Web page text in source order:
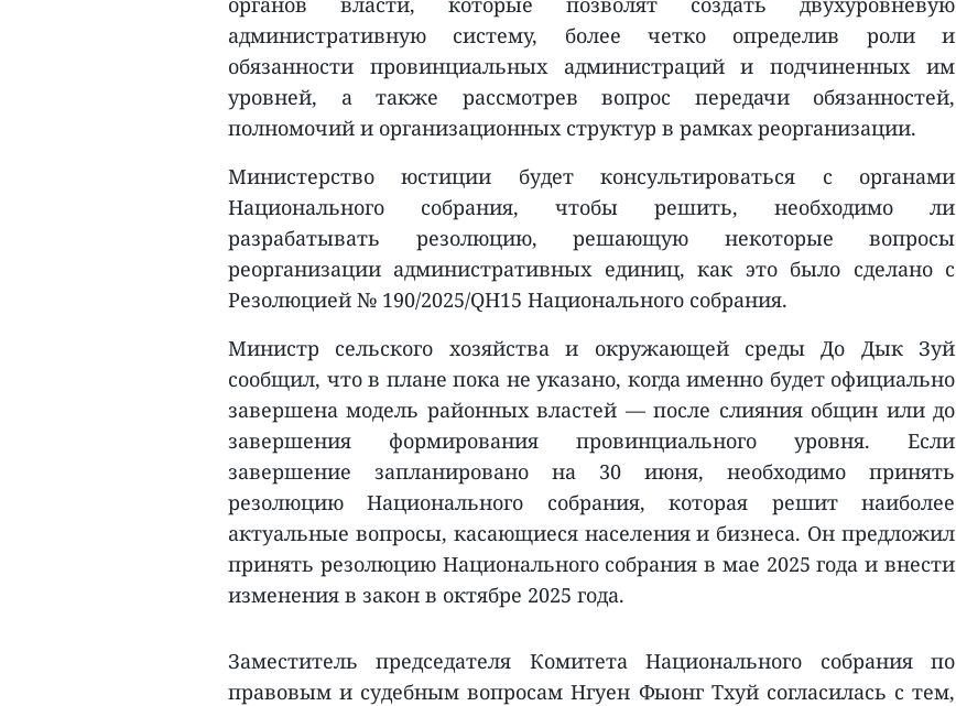
административную систему, более четко определив роли и
обязанности провинциальных администраций и подчиненных им
уровней, а также рассмотрев вопрос передачи обязанностей,
полномочий и организационных структур в рамках реорганизации.
Министерство юстиции будет консультироваться с органами
Национального собрания, чтобы решить, необходимо ли
разрабатывать резолюцию, решающую некоторые вопросы
реорганизации административных единиц, как это было сделано с
Резолюцией № 190/2025/QH15 Национального собрания.
Министр сельского хозяйства и окружающей среды До Дык Зуй
сообщил, что в плане пока не указано, когда именно будет официально
завершена модель районных властей — после слияния общин или до
завершения формирования провинциального уровня. Если
завершение запланировано на 30 июня, необходимо принять
резолюцию Национального собрания, которая решит наиболее
актуальные вопросы, касающиеся населения и бизнеса. Он предложил
принять резолюцию Национального собрания в мае 2025 года и внести
изменения в закон в октябре 2025 года.
Заместитель председателя Комитета Национального собрания по
правовым и судебным вопросам Нгуен Фыонг Тхуй согласилась с тем,